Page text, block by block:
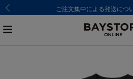
ご注文集中による発送につ